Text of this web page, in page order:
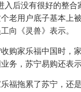
入后没有很好的整
老用户底子基本上
向《灵兽》表示。
购家乐福中国时，
务，苏宁易购还表
福拖累了苏宁，还